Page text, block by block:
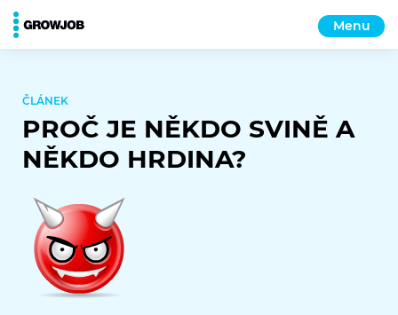
Menu
ČLÁNEK
PROČ JE NĚKDO SVINĚ A
NĚKDO HRDINA?